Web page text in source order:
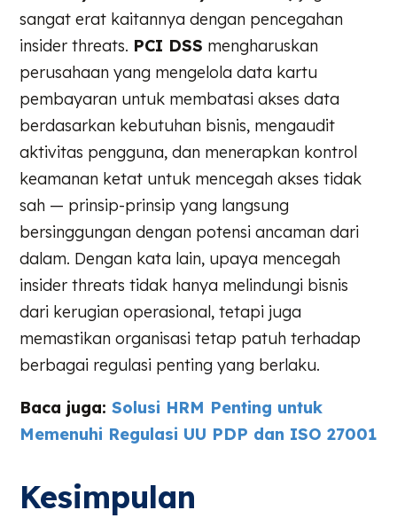
sangat erat kaitannya dengan pencegahan
insider threats. PCI DSS mengharuskan
perusahaan yang mengelola data kartu
pembayaran untuk membatasi akses data
berdasarkan kebutuhan bisnis, mengaudit
aktivitas pengguna, dan menerapkan kontrol
keamanan ketat untuk mencegah akses tidak
sah — prinsip-prinsip yang langsung
bersinggungan dengan potensi ancaman dari
dalam. Dengan kata lain, upaya mencegah
insider threats tidak hanya melindungi bisnis
dari kerugian operasional, tetapi juga
memastikan organisasi tetap patuh terhadap
berbagai regulasi penting yang berlaku.
Baca juga:Solusi HRM Penting untuk
Memenuhi Regulasi UU PDP dan ISO 27001
Kesimpulan